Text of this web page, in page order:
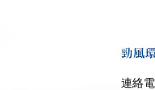
連絡